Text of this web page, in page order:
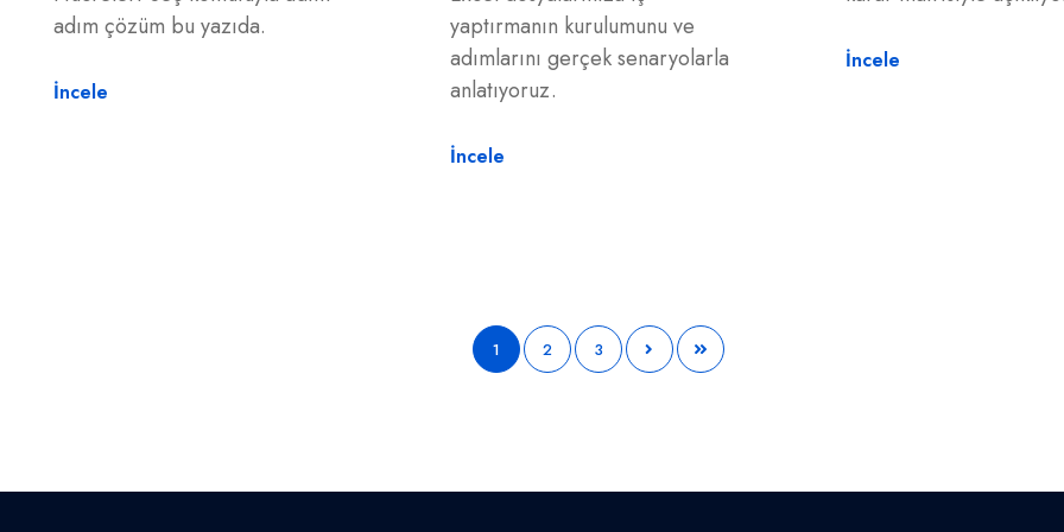
adım çözüm bu yazıda.
İncele
yaptırmanın kurulumunu ve
adımlarını gerçek senaryolarla
anlatıyoruz.
İncele
İncele
1 2 3